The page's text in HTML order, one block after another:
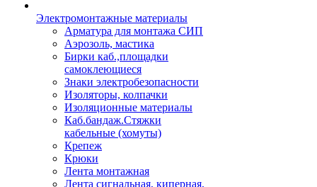
Электромонтажные материалы
Арматура для монтажа СИП
Аэрозоль, мастика
Бирки каб.,площадки
самоклеющиеся
Знаки электробезопасности
Изоляторы, колпачки
Изоляционные материалы
Каб.бандаж.Стяжки
кабельные (хомуты)
Крепеж
Крюки
Лента монтажная
Лента сигнальная, киперная,